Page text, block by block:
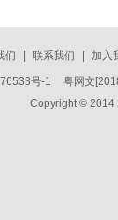
们 联系我们 加入
号-1
粤网文
Copyright © 2014